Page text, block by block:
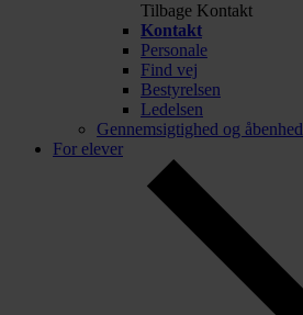
Tilbage Kontakt
Kontakt
Personale
Find vej
Bestyrelsen
Ledelsen
Gennemsigtighed og åbenhed
For elever